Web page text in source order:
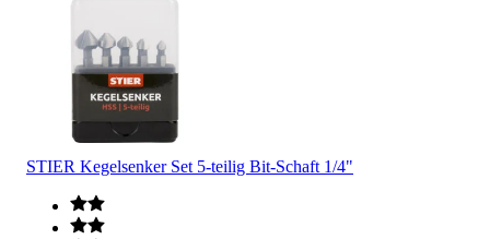
STIER Kegelsenker Set 5-teilig Bit-Schaft 1/4"